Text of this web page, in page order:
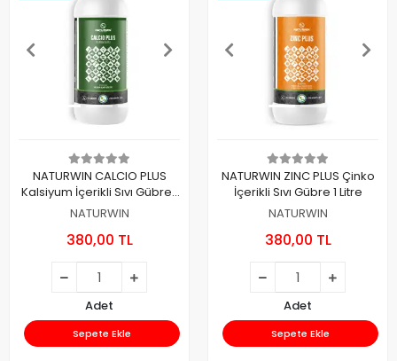
NATURWIN CALCIO PLUS
Kalsiyum İçerikli Sıvı Gübre 1
Litre
NATURWIN
380,00 TL
Adet
Sepete Ekle
NATURWIN ZINC PLUS Çinko
İçerikli Sıvı Gübre 1 Litre
NATURWIN
380,00 TL
Adet
Sepete Ekle